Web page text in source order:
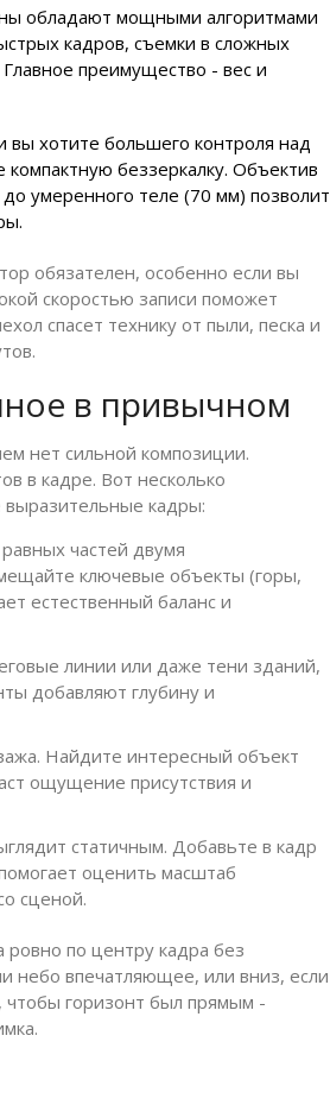
обладают мощными алгоритмами
кадров, съемки в сложных
преимущество - вес и
вы хотите большего контроля над
беззеркалку. Объектив
умеренного теле (70 мм) позволит
обязателен, особенно если вы
скоростью записи поможет
спасет технику от пыли, песка и
в привычном
нет сильной композиции.
в кадре. Вот несколько
выразительные кадры:
частей двумя
ключевые объекты (горы,
естественный баланс и
линии или даже тени зданий,
добавляют глубину и
Найдите интересный объект
ощущение присутствия и
статичным. Добавьте в кадр
оценить масштаб
сценой.
по центру кадра без
небо впечатляющее, или вниз, если
чтобы горизонт был прямым -